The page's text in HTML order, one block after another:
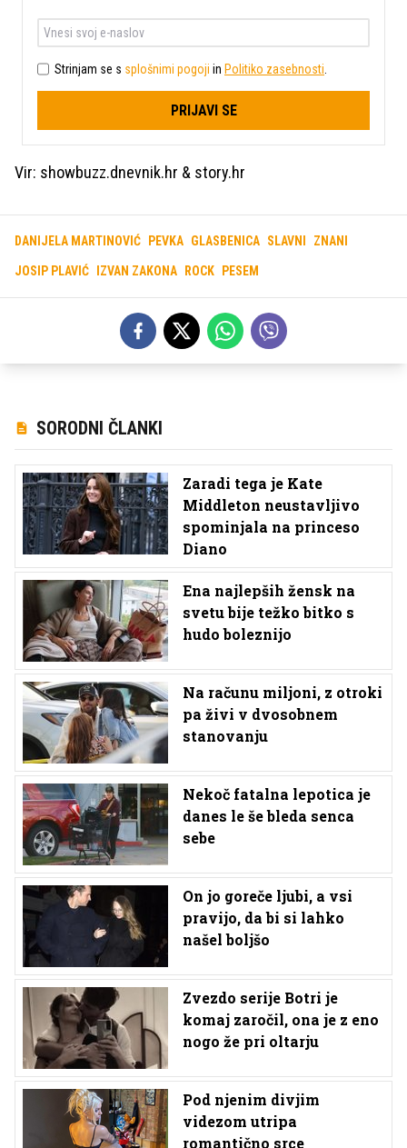
Strinjam se s splošnimi pogoji in Politiko zasebnosti
PRIJAVI SE
Vir: showbuzz.dnevnik.hr & story.hr
DANIJELA MARTINOVIĆ PEVKA GLASBENICA SLAVNI ZNANI
JOSIP PLAVIĆ IZVAN ZAKONA ROCK PESEM
SORODNI ČLANKI
Zaradi tega je Kate
Middleton neustavljivo
spominjala na princeso
Diano
Ena najlepših žensk na
svetu bije težko bitko s
hudo boleznijo
Na računu miljoni, z otroki
pa živi v dvosobnem
stanovanju
Nekoč fatalna lepotica je
danes le še bleda senca
sebe
On jo goreče ljubi, a vsi
pravijo, da bi si lahko
našel boljšo
Zvezdo serije Botri je
komaj zaročil, ona je z eno
nogo že pri oltarju
Pod njenim divjim
videzom utripa
romantično srce